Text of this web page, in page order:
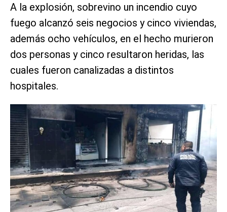
A la explosión, sobrevino un incendio cuyo
fuego alcanzó seis negocios y cinco viviendas,
además ocho vehículos, en el hecho murieron
dos personas y cinco resultaron heridas, las
cuales fueron canalizadas a distintos
hospitales.